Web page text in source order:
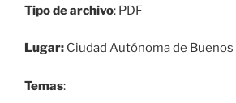
Tipo de archivo: PDF
Lugar: Ciudad Autónoma de
Temas: